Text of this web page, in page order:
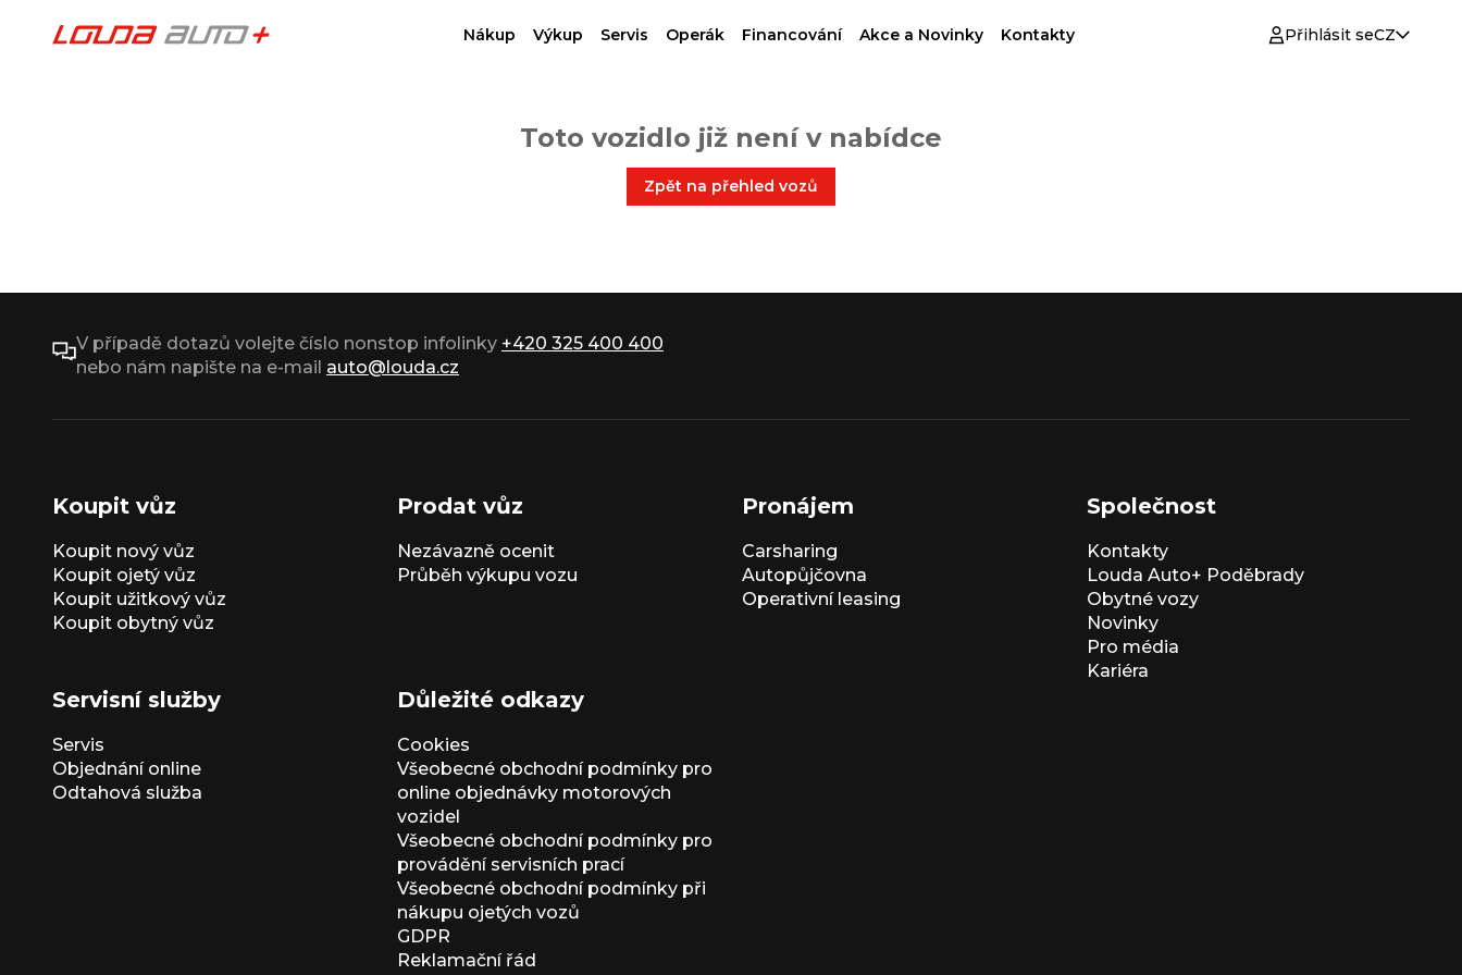
Nákup Výkup Servis Operák Financování Akce a Novinky Kontakty Přihlásit seCZ
Toto vozidlo již není v nabídce
Zpět na přehled vozů
V případě dotazů volejte číslo nonstop infolinky +420 325 400 400
nebo nám napište na e-mail auto@louda.cz
Koupit vůz
Koupit nový vůz
Koupit ojetý vůz
Koupit užitkový vůz
Koupit obytný vůz
Prodat vůz
Nezávazně ocenit
Průběh výkupu vozu
Pronájem
Carsharing
Autopůjčovna
Operativní leasing
Společnost
Kontakty
Louda Auto+ Poděbrady
Obytné vozy
Novinky
Pro média
Kariéra
Servisní služby
Servis
Objednání online
Odtahová služba
Důležité odkazy
Cookies
Všeobecné obchodní podmínky pro
online objednávky motorových
vozidel
Všeobecné obchodní podmínky pro
provádění servisních prací
Všeobecné obchodní podmínky při
nákupu ojetých vozů
GDPR
Reklamační řád